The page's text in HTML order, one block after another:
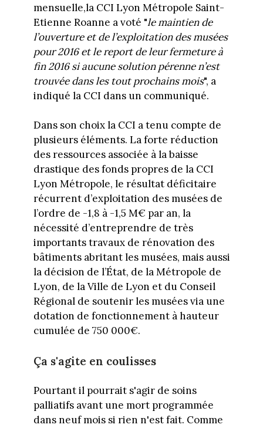
mensuelle,la CCI Lyon Métropole Saint-
Etienne Roanne a voté "le maintien de
l’ouverture et de l’exploitation des musées
pour 2016 et le report de leur fermeture à
fin 2016 si aucune solution pérenne n’est
trouvée dans les tout prochains mois", a
indiqué la CCI dans un communiqué.
Dans son choix la CCI a tenu compte de
plusieurs éléments. La forte réduction
des ressources associée à la baisse
drastique des fonds propres de la CCI
Lyon Métropole, le résultat déficitaire
récurrent d’exploitation des musées de
l’ordre de -1,8 à -1,5 M€ par an, la
nécessité d’entreprendre de très
importants travaux de rénovation des
bâtiments abritant les musées, mais aussi
la décision de l’État, de la Métropole de
Lyon, de la Ville de Lyon et du Conseil
Régional de soutenir les musées via une
dotation de fonctionnement à hauteur
cumulée de 750 000€.
Ça s'agite en coulisses
Pourtant il pourrait s'agir de soins
palliatifs avant une mort programmée
dans neuf mois si rien n'est fait. Comme